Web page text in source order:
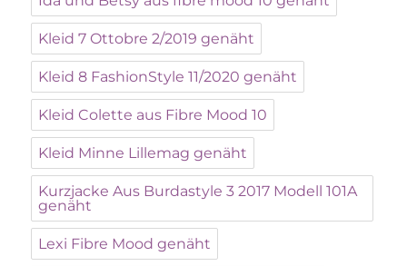
Kleid 7 Ottobre 2/2019 genäht
Kleid 8 FashionStyle 11/2020 genäht
Kleid Colette aus Fibre Mood 10
Kleid Minne Lillemag genäht
Kurzjacke Aus Burdastyle 3 2017 Modell 101A
genäht
Lexi Fibre Mood genäht